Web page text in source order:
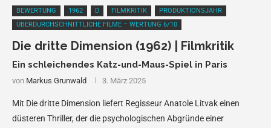
BEWERTUNG 1962 D FILMKRITIK
PRODUKTIONSJAHR
ÜBERDURCHSCHNITTLICHE FILME – WERTUNG 6/10
Die dritte Dimension (1962) | Filmkritik
Ein schleichendes Katz-und-Maus-Spiel in Paris
von Markus Grunwald 3. März 2025
Mit Die dritte Dimension liefert Regisseur Anatole Litvak einen
düsteren Thriller, der die psychologischen Abgründe einer